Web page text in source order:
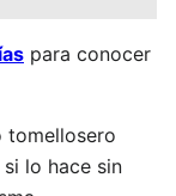
para conocer
tomellosero
lo hace sin